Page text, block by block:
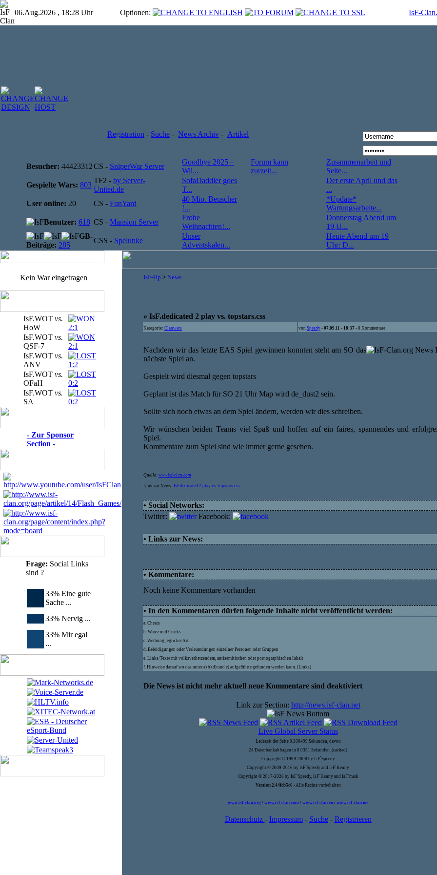
06.Aug.2026 , 18:28 Uhr Optionen: IsF-
Registration - Suche - News Archiv - Artikel
Besucher: 44423312CS - SniperWar Server
Goodbye 2025 –
Wil...
Forum kann
zurzeit...
Zusammenarbeit und
Seite...
Gespielte Wars: 803
TF2 - by Server-
United.de
SofaDaddler goes
T...
Der erste April und das
...
User online: 20 CS - FunYard
40 Mio. Beuscher
!...
*Update*
Wartungsarbeite...
Benutzer: 618 CS - Mansion Server
Frohe
Weihnachten!...
Donnerstag Abend um
19 U...
GB-
Beiträge: 285
CSS - Spelunke
Unser
Adventskalen...
Heute Abend um 19
Uhr: D...
Kein War eingetragen
IsF.WOT vs.
HoW
2:1
IsF.WOT vs.
QSF-7
2:1
IsF.WOT vs.
ANV
1:2
IsF.WOT vs.
OFaH
0:2
IsF.WOT vs.
SA
0:2
- Zur Sponsor
Section -
Frage: Social Links
sind ?
33% Eine gute
Sache ...
33% Nervig ...
33% Mir egal
...
IsF-Hp > News
» IsF.dedicated 2 play vs. topstars.css
Kategorie: Clanwars von Speedy - 07.09.11 - 18:37 - 0 Kommentare
Nachdem wir das letzte EAS Spiel gewinnen konnten steht am SO das
nächste Spiel an.
Gespielt wird diesmal gegen topstars
Geplant ist das Match für SO 21 Uhr Map wird de_dust2 sein.
Sollte sich noch etwas an dem Spiel ändern, werden wir dies schreiben.
Wir wünschen beiden Teams viel Spaß und hoffen auf ein faires, spannendes und
Spiel.
Kommentare zum Spiel sind wie immer gerne gesehen.
Quelle: www.isf-clan.com
Link zur News: IsF.dedicated 2 play vs. topstars.css
• Social Networks:
Twitter:
Facebook:
• Links zur News:
• Kommentare:
Noch keine Kommentare vorhanden
• In den Kommentaren dürfen folgende Inhalte nicht veröffentlicht werden:
a. Cheats
b. Warez und Cracks
c. Werbung jeglicher Art
d. Beleidigungen oder Verleumdungen einzelner Personen oder Gruppen
e. Links/Texte mit volksverhetzendem, antisemitischen oder pornographischen Inhalt
f. Hinweise darauf wo das unter a) b) d) und e) aufgeführte gefunden werden kann. (Links)
Die News ist nicht mehr aktuell neue Kommentare sind deaktiviert
Link zur Section: http://news.isf-clan.net
Live Global Server Status
Ladezeit der Seite 0.200499 Sekunden, davon
24 Datenbankabfragen in 0.0351 Sekunden. (cached)
Copyright © 1999-2008 by IsF`Speedy
Copyright © 2009-2016 by IsF`Speedy and IsF`Kenny
Copyright © 2017-2026 by IsF`Speedy, IsF`Kenny and IsF`mark
Version 2.44fcb5c6 - Alle Rechte vorbehalten
www.isf-clan.org / www.isf-clan.com / www.isf-clan.eu/ www.isf-clan.net
Datenschutz - Impressum- Suche- Registrieren